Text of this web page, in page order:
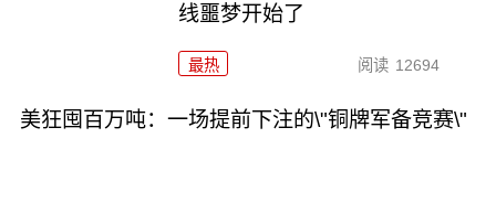
线噩梦开始了
最热 阅读 12694
美狂囤百万吨：一场提前下注的\"铜牌军备竞赛\"